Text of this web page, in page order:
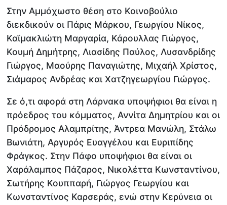
Στην Αμμόχωστο θέση στο Κοινοβούλιο
διεκδικούν οι Πάρις Μάρκου, Γεωργίου Νίκος,
Καϊμακλιώτη Μαργαρία, Κάρουλλας Γιώργος,
Κουμή Δημήτρης, Λιασίδης Παύλος, Λυσανδρίδης
Γιώργος, Μαούρης Παναγιώτης, Μιχαήλ Χρίστος,
Σιάμαρος Ανδρέας και Χατζηγεωργίου Γιώργος.
Σε ό,τι αφορά στη Λάρνακα υποψήφιοι θα είναι η
πρόεδρος του κόμματος, Αννίτα Δημητρίου και οι
Πρόδρομος Αλαμπρίτης, Άντρεα Μανώλη, Στάλω
Βωνιάτη, Αργυρός Ευαγγέλου και Ευριπίδης
Φράγκος. Στην Πάφο υποψήφιοι θα είναι οι
Χαράλαμπος Πάζαρος, Νικολέττα Κωνσταντίνου,
Σωτήρης Κουππαρή, Γιώργος Γεωργίου και
Κωνσταντίνος Καρσεράς, ενώ στην Κερύνεια οι